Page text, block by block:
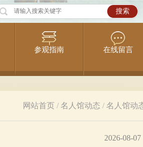
参观指南 在线留言
网站首页 / 名人馆动态 / 名人馆动
2026-08-07